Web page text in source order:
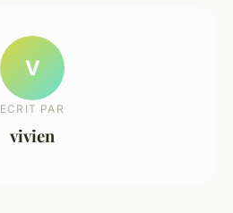
V
ECRIT PAR
vivien